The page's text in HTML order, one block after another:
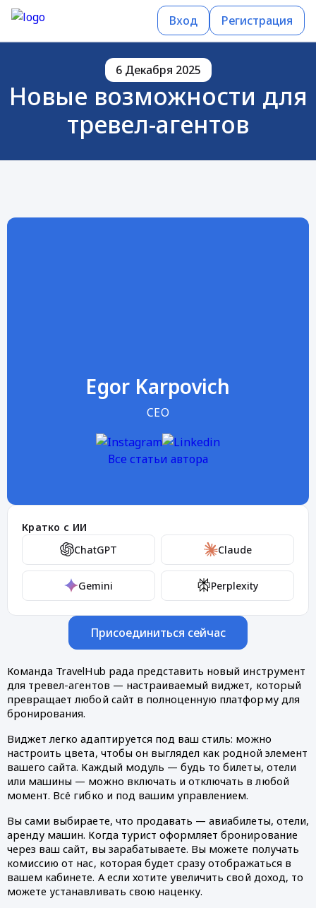
Вход Регистрация
6 Декабря 2025
Новые возможности для
тревел-агентов
Egor Karpovich
CEO
Все статьи автора
Кратко с ИИ
ChatGPT
Claude
Gemini Perplexity
Присоединиться сейчас
Команда TravelHub рада представить новый инструмент
для тревел-агентов — настраиваемый виджет, который
превращает любой сайт в полноценную платформу для
бронирования.
Виджет легко адаптируется под ваш стиль: можно
настроить цвета, чтобы он выглядел как родной элемент
вашего сайта. Каждый модуль — будь то билеты, отели
или машины — можно включать и отключать в любой
момент. Всё гибко и под вашим управлением.
Вы сами выбираете, что продавать — авиабилеты, отели,
аренду машин. Когда турист оформляет бронирование
через ваш сайт, вы зарабатываете. Вы можете получать
комиссию от нас, которая будет сразу отображаться в
вашем кабинете. А если хотите увеличить свой доход, то
можете устанавливать свою наценку.